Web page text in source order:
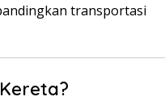
transportasi